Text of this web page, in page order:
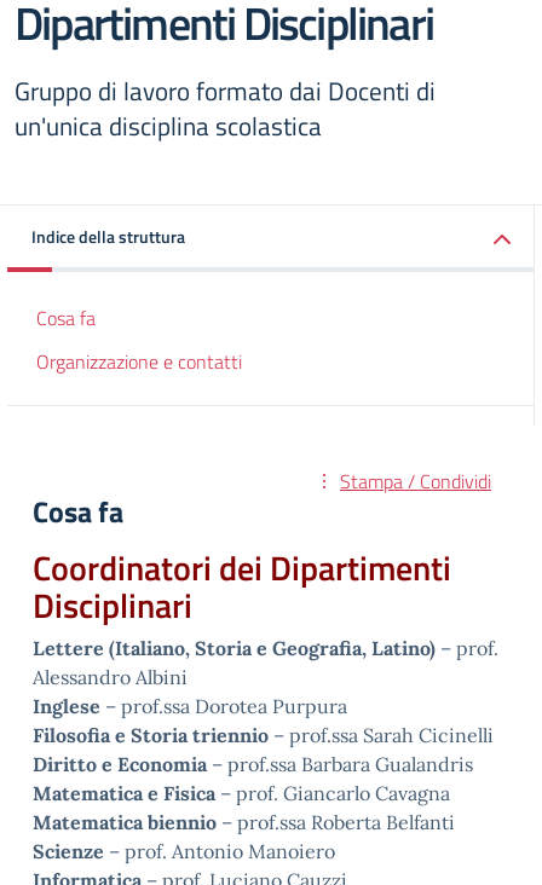
Dipartimenti Disciplinari
Gruppo di lavoro formato dai Docenti di
un'unica disciplina scolastica
Indice della struttura
Cosa fa
Organizzazione e contatti
Stampa / Condividi
Cosa fa
Coordinatori dei Dipartimenti
Disciplinari
Lettere (Italiano, Storia e Geografia, Latino) – prof.
Alessandro Albini
Inglese – prof.ssa Dorotea Purpura
Filosofia e Storia triennio – prof.ssa Sarah Cicinelli
Diritto e Economia– prof.ssa Barbara Gualandris
Matematica e Fisica– prof. Giancarlo Cavagna
Matematica biennio – prof.ssa Roberta Belfanti
Scienze – prof. Antonio Manoiero
Informatica– prof. Luciano Cauzzi